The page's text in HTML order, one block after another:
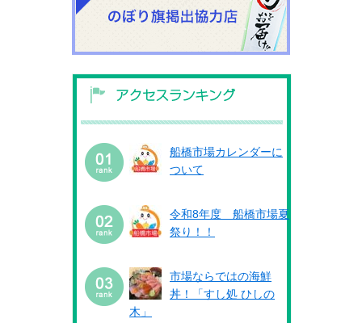
船橋市場カレンダーに
ついて
令和8年度 船橋市場夏
祭り！！
市場ならではの海鮮
丼！「すし処 ひしの
木」